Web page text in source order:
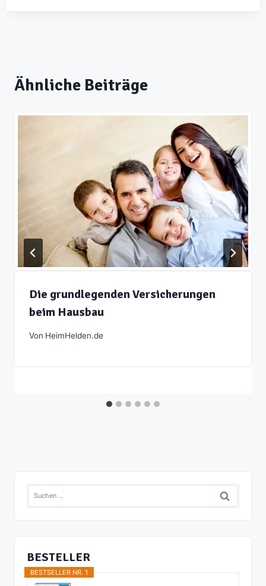
Ähnliche Beiträge
Die grundlegenden Versicherungen
beim Hausbau
Von HeimHelden.de
Suchen
BESTELLER
BESTSELLER NR. 1